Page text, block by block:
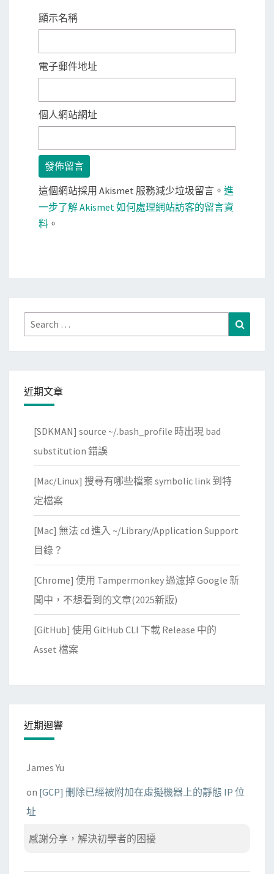
顯示名稱
電子郵件地址
個人網站網址
這個網站採用 Akismet 服務減少垃圾留言。 進
一步了解 Akismet 如何處理網站訪客的留言資
料 。
Search
for:
近期文章
[SDKMAN] source ~/.bash_profile 時出現 bad
substitution 錯誤
[Mac/Linux] 搜尋有哪些檔案 symbolic link 到特
定檔案
[Mac] 無法 cd 進入 ~/Library/Application Support
目錄？
[Chrome] 使用 Tampermonkey 過濾掉 Google 新
聞中，不想看到的文章(2025新版)
[GitHub] 使用 GitHub CLI 下載 Release 中的
Asset 檔案
近期迴響
James Yu
on [GCP] 刪除已經被附加在虛擬機器上的靜態 IP 位
址
感謝分享，解決初學者的困擾